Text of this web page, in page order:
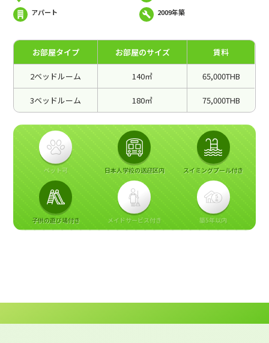
アパート
2009年築
お部屋タイプ お部屋のサイズ 賃料
2ベッドルーム 140㎡ 65,000THB
3ベッドルーム 180㎡ 75,000THB
ペット可 日本人学校の送迎区内 スイミングプール付き
子供の遊び場付き メイドサービス付き 築5年以内